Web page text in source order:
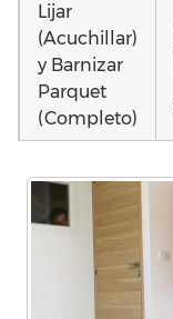
Lijar
(Acuchillar)
y Barnizar
Parquet
(Completo)
parquet o
Tarima
Comercial